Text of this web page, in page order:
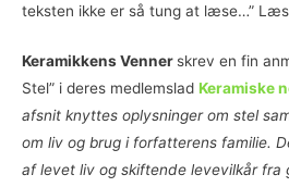
teksten ikke er så tung at læse…”
Keramikkens Venner skrev en fin
Stel” i deres medlemslad Keramiske
afsnit knyttes oplysninger om stel
om liv og brug i forfatterens familie.
af levet liv og skiftende levevilkår fra